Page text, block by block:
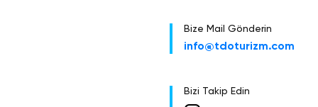
tanıtımlarında
Damnoen saduak
işlenişini görmek
ulaşıp keyifli
şansınız oluyor
numaralarına
Bize Mail Gönderin
info@tdoturizm.com
Bizi Takip Edin